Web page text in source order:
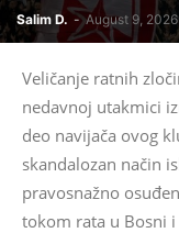
Salim D. - August 9, 2026
Veličanje ratnih
nedavnoj utakmici
deo navijača ovog
skandalozan način
pravosnažno
tokom rata u Bosni